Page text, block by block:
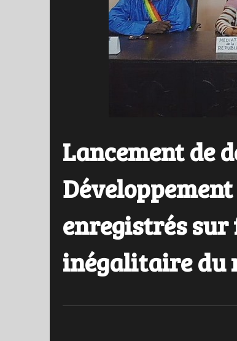
Lancement de
enregistrés
inégalitaire du